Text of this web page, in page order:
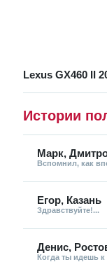
Lexus GX460 II
Истории
Марк,
Вспомнил, как
Егор, Казань
Здравствуйте!...
Денис,
Когда ты идешь к